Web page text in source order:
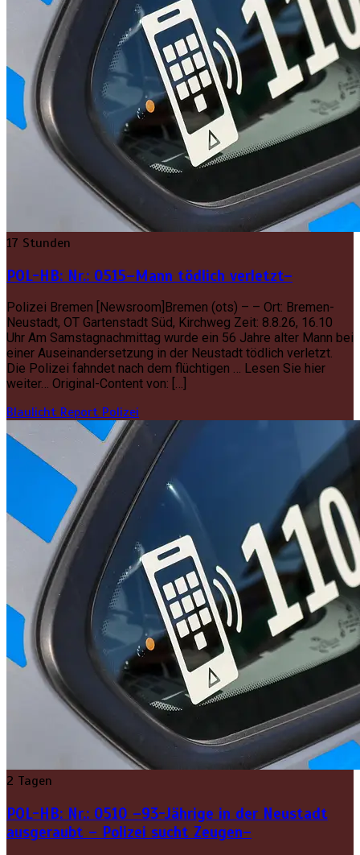
17 Stunden
POL-HB: Nr.: 0515–Mann tödlich verletzt–
Polizei Bremen [Newsroom]Bremen (ots) – – Ort: Bremen-
Neustadt, OT Gartenstadt Süd, Kirchweg Zeit: 8.8.26, 16.10
Uhr Am Samstagnachmittag wurde ein 56 Jahre alter Mann bei
einer Auseinandersetzung in der Neustadt tödlich verletzt.
Die Polizei fahndet nach dem flüchtigen … Lesen Sie hier
weiter… Original-Content von: […]
Blaulicht Report Polizei
2 Tagen
POL-HB: Nr.: 0510 –93-Jährige in der Neustadt
ausgeraubt – Polizei sucht Zeugen–